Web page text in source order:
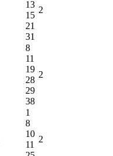
13
15
21
31
2
8
11
19
28
29
38
2
1
8
10
11
2